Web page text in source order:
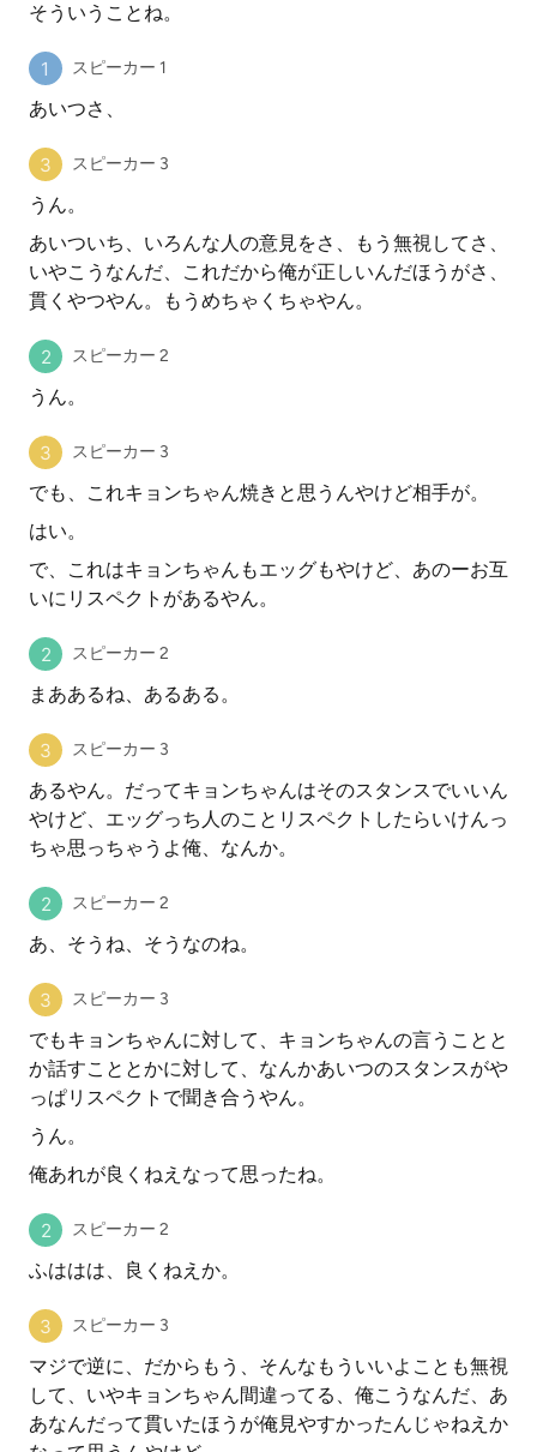
そういうことね。
スピーカー 1
あいつさ、
スピーカー 3
うん。
あいついち、いろんな人の意見をさ、もう無視してさ、
いやこうなんだ、これだから俺が正しいんだほうがさ、
貫くやつやん。もうめちゃくちゃやん。
スピーカー 2
うん。
スピーカー 3
でも、これキョンちゃん焼きと思うんやけど相手が。
はい。
で、これはキョンちゃんもエッグもやけど、あのーお互
いにリスペクトがあるやん。
スピーカー 2
まああるね、あるある。
スピーカー 3
あるやん。だってキョンちゃんはそのスタンスでいいん
やけど、エッグっち人のことリスペクトしたらいけんっ
ちゃ思っちゃうよ俺、なんか。
スピーカー 2
あ、そうね、そうなのね。
スピーカー 3
でもキョンちゃんに対して、キョンちゃんの言うことと
か話すこととかに対して、なんかあいつのスタンスがや
っぱリスペクトで聞き合うやん。
うん。
俺あれが良くねえなって思ったね。
スピーカー 2
ふははは、良くねえか。
スピーカー 3
マジで逆に、だからもう、そんなもういいよことも無視
して、いやキョンちゃん間違ってる、俺こうなんだ、あ
あなんだって貫いたほうが俺見やすかったんじゃねえか